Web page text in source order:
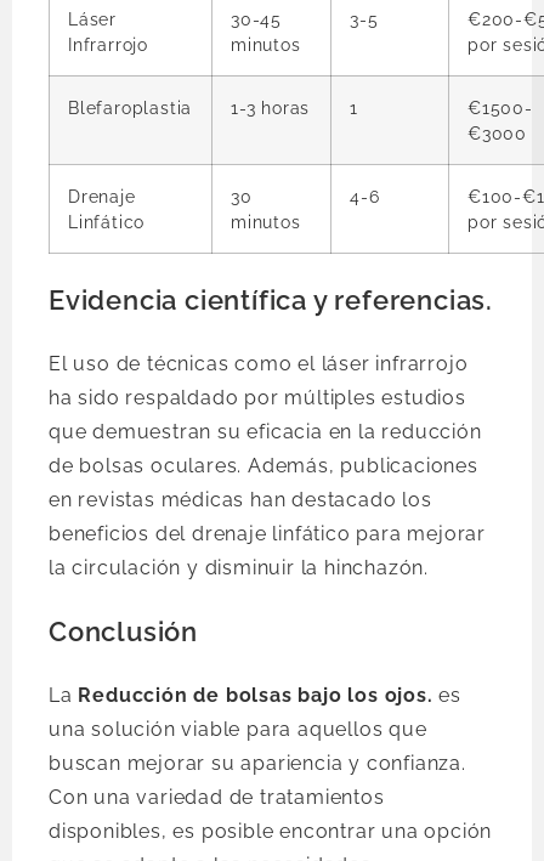
Láser
Infrarrojo
30-45
minutos
3-5
€200-
por
Blefaroplastia 1-3 horas 1
€1500-
€3000
Drenaje
Linfático
30
minutos
4-6
€100-
por
Evidencia científica y referencias.
El uso de técnicas como el láser infrarrojo
ha sido respaldado por múltiples estudios
que demuestran su eficacia en la reducción
de bolsas oculares. Además, publicaciones
en revistas médicas han destacado los
beneficios del drenaje linfático para mejorar
la circulación y disminuir la hinchazón.
Conclusión
La Reducción de bolsas bajo los ojos. es
una solución viable para aquellos que
buscan mejorar su apariencia y confianza.
Con una variedad de tratamientos
disponibles, es posible encontrar una opción